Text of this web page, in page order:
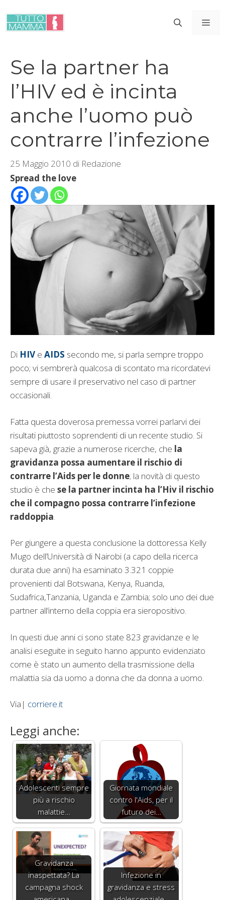
contenuto
Se la partner ha
l’HIV ed è incinta
anche l’uomo può
contrarre l’infezione
25 Maggio 2010 di Redazione
Spread the love
Di HIV e AIDS secondo me, si parla sempre troppo
poco; vi sembrerà qualcosa di scontato ma ricordatevi
sempre di usare il preservativo nel caso di partner
occasionali.
Fatta questa doverosa premessa vorrei parlarvi dei
risultati piuttosto soprendenti di un recente studio. Si
sapeva già, grazie a numerose ricerche, che la
gravidanza possa aumentare il rischio di
contrarre l’Aids per le donne; la novità di questo
studio è che se la partner incinta ha l’Hiv il rischio
che il compagno possa contrarre l’infezione
raddoppia
Per giungere a questa conclusione la dottoressa Kelly
Mugo dell’Università di Nairobi (a capo della ricerca
durata due anni) ha esaminato 3.321 coppie
provenienti dal Botswana, Kenya, Ruanda,
Sudafrica,Tanzania, Uganda e Zambia; solo uno dei due
partner all’interno della coppia era sieropositivo.
In questi due anni ci sono state 823 gravidanze e le
analisi eseguite in seguito hanno appunto evidenziato
come è stato un aumento della trasmissione della
malattia sia da uomo a donna che da donna a uomo.
Via| corriere.it
Leggi anche:
Adolescenti sempre
più a rischio
malattie…
Giornata mondiale
contro l'Aids, per il
futuro dei…
Gravidanza
inaspettata? La
campagna shock
Infezione in
gravidanza e stress